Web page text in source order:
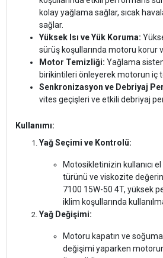
kolay yağlama sağlar, sıcak
sağlar.
Yüksek Isı ve Yük Koruma:
sürüş koşullarında motoru korur
Motor Temizliği: Yağlama
birikintileri önleyerek motorun iç
Senkronizasyon ve Debriyaj
vites geçişleri ve etkili debriyaj
Kullanımı:
Yağ Seçimi ve Kontrolü:
Motosikletinizin kullanıcı
türünü ve viskozite
7100 15W-50 4T, yüksek
iklim koşullarında
Yağ Değişimi:
Motoru kapatın ve
değişimi yaparken